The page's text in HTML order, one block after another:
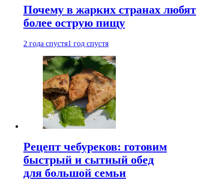
Почему в жарких странах любят
более острую пищу
2 года спустя1 год спустя
Рецепт чебуреков: готовим
быстрый и сытный обед
для большой семьи